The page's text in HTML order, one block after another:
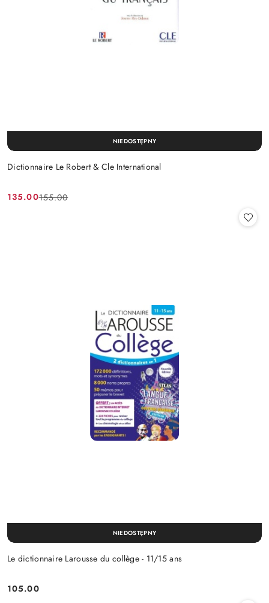
Dictionnaire Le Robert & Cle International
Cena
135.00
Cena
155.00
NIEDOSTĘPNY
Le dictionnaire Larousse du collège - 11/15 ans
Cena:
105.00
NIEDOSTĘPNY